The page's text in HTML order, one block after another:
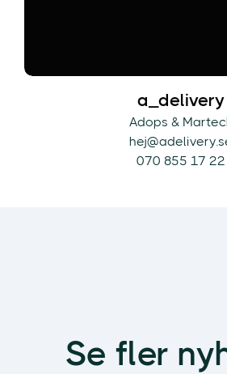
a_delivery
Adops &
070 855 17 22
Se fler